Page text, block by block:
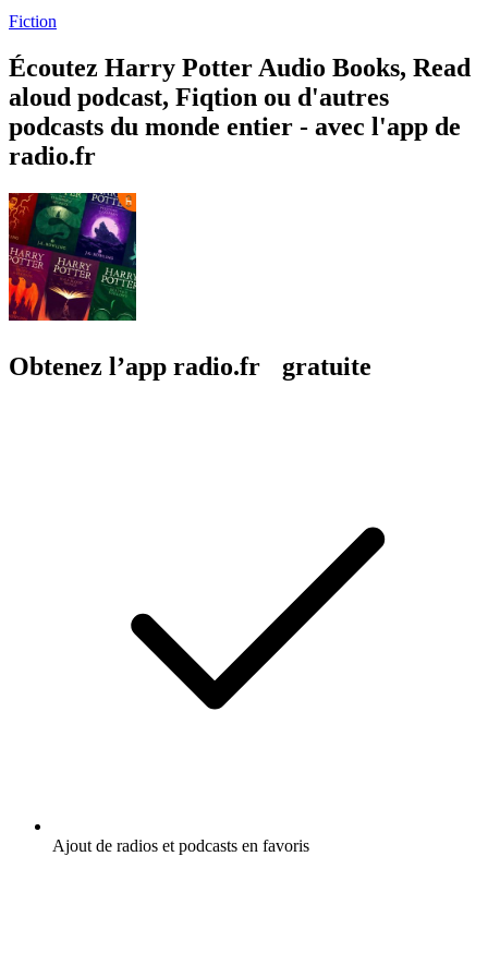
Fiction
Écoutez Harry Potter Audio Books, Read
aloud podcast, Fiqtion ou d'autres
podcasts du monde entier - avec l'app de
radio.fr
Obtenez l’app radio.fr gratuite
Ajout de radios et podcasts en favoris